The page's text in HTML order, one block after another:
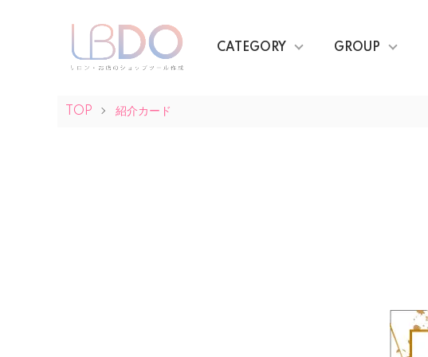
CATEGORY GROUP
TOP 紹介カード